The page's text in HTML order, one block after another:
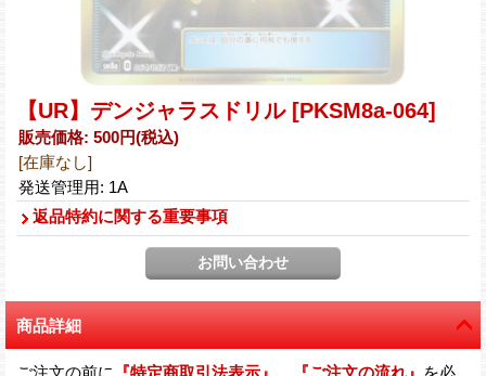
【UR】デンジャラスドリル [PKSM8a-064]
販売価格: 500円(税込)
[在庫なし]
発送管理用: 1A
返品特約に関する重要事項
商品詳細
ご注文の前に 『特定商取引法表示』 『ご注文の流れ』 を必